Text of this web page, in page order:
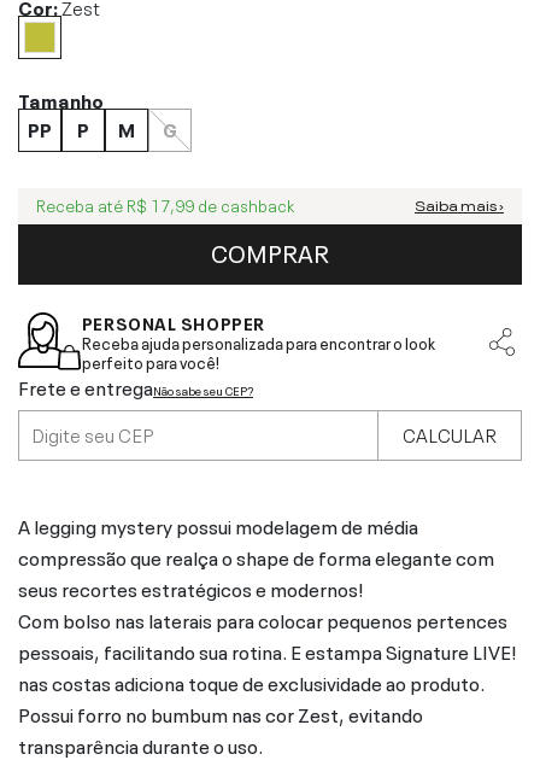
Cor:Zest
Tamanho
PP
P M G
Receba até R$ 17,99 de cashback Saiba mais ›
COMPRAR
PERSONAL SHOPPER
Receba ajuda personalizada para encontrar o look
perfeito para você!
Frete e entregaNão sabe seu CEP?
CALCULAR
A legging mystery possui modelagem de média
compressão que realça o shape de forma elegante com
seus recortes estratégicos e modernos!
Com bolso nas laterais para colocar pequenos pertences
pessoais, facilitando sua rotina. E estampa Signature LIVE!
nas costas adiciona toque de exclusividade ao produto.
Possui forro no bumbum nas cor Zest, evitando
transparência durante o uso.